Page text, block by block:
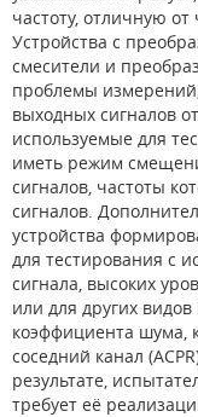
частоту, отличную от
Устройства с
смесители и
проблемы
выходных сигналов
используемые для
иметь режим
сигналов, частоты
сигналов.
устройства
для тестирования с
сигнала, высоких
или для других
коэффициента шума,
соседний канал
результате,
требует её